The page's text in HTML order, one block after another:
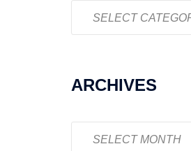
ARCHIVES